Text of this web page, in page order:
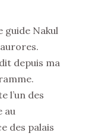
guide Nakul
depuis ma
l’un des
au
des palais